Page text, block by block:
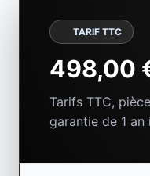
TARIF TTC
498,00
Tarifs TTC,
garantie de 1 an